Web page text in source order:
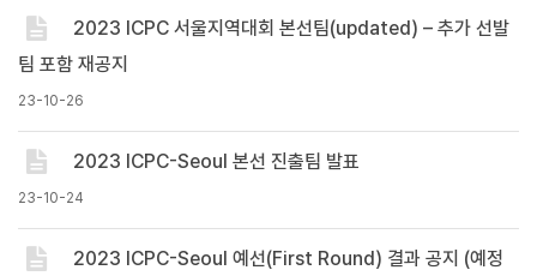
2023 ICPC 서울지역대회 본선팀(updated) – 추가 선발
팀 포함 재공지
23-10-26
2023 ICPC-Seoul 본선 진출팀 발표
23-10-24
2023 ICPC-Seoul 예선(First Round) 결과 공지 (예정